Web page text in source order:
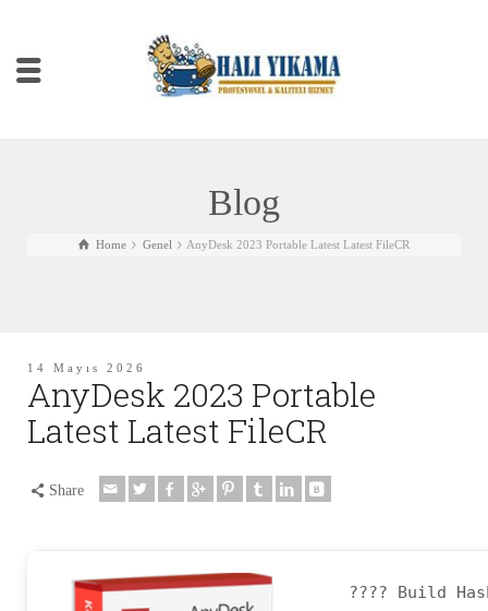
Blog
Home Genel AnyDesk 2023 Portable Latest Latest FileCR
14 Mayıs 2026
AnyDesk 2023 Portable
Latest Latest FileCR
Share
???? Build